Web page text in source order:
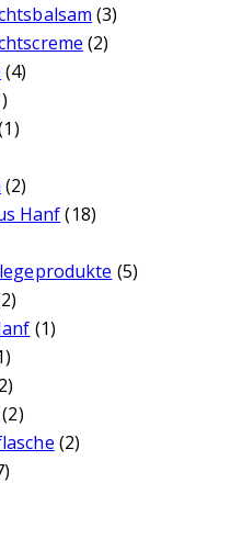
(3)
(2)
(4)
(2)
Hanf (18)
(5)
(1)
(2)
(2)